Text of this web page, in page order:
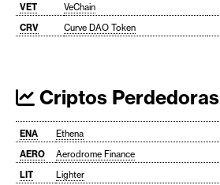
VET
VeChain
CRV
Curve DAO Token
Criptos Perdedoras
ENA Ethena
AERO
Aerodrome Finance
LIT
Lighter